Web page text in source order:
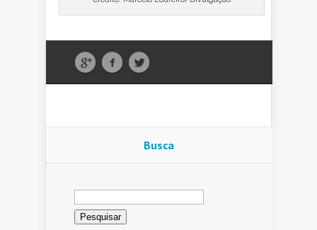
Busca
Pesquisar
por: